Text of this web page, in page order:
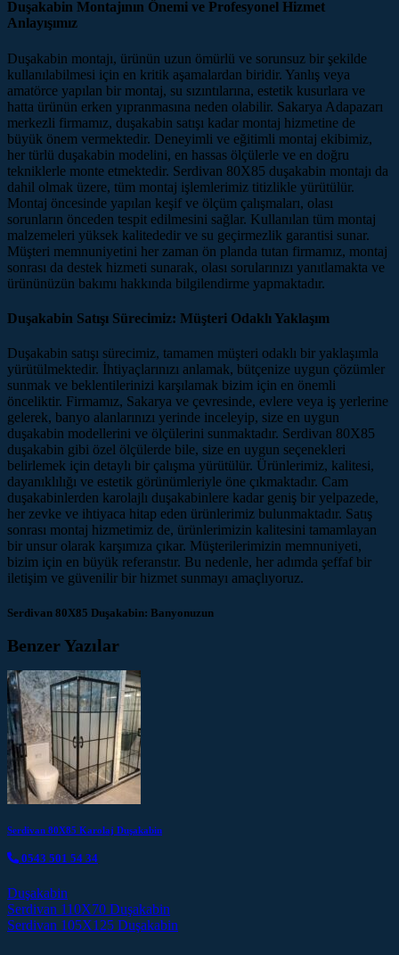
Duşakabin Montajının Önemi ve Profesyonel Hizmet
Anlayışımız
Duşakabin montajı, ürünün uzun ömürlü ve sorunsuz bir şekilde
kullanılabilmesi için en kritik aşamalardan biridir. Yanlış veya
amatörce yapılan bir montaj, su sızıntılarına, estetik kusurlara ve
hatta ürünün erken yıpranmasına neden olabilir. Sakarya Adapazarı
merkezli firmamız, duşakabin satışı kadar montaj hizmetine de
büyük önem vermektedir. Deneyimli ve eğitimli montaj ekibimiz,
her türlü duşakabin modelini, en hassas ölçülerle ve en doğru
tekniklerle monte etmektedir. Serdivan 80X85 duşakabin montajı da
dahil olmak üzere, tüm montaj işlemlerimiz titizlikle yürütülür.
Montaj öncesinde yapılan keşif ve ölçüm çalışmaları, olası
sorunların önceden tespit edilmesini sağlar. Kullanılan tüm montaj
malzemeleri yüksek kalitededir ve su geçirmezlik garantisi sunar.
Müşteri memnuniyetini her zaman ön planda tutan firmamız, montaj
sonrası da destek hizmeti sunarak, olası sorularınızı yanıtlamakta ve
ürününüzün bakımı hakkında bilgilendirme yapmaktadır.
Duşakabin Satışı Sürecimiz: Müşteri Odaklı Yaklaşım
Duşakabin satışı sürecimiz, tamamen müşteri odaklı bir yaklaşımla
yürütülmektedir. İhtiyaçlarınızı anlamak, bütçenize uygun çözümler
sunmak ve beklentilerinizi karşılamak bizim için en önemli
önceliktir. Firmamız, Sakarya ve çevresinde, evlere veya iş yerlerine
gelerek, banyo alanlarınızı yerinde inceleyip, size en uygun
duşakabin modellerini ve ölçülerini sunmaktadır. Serdivan 80X85
duşakabin gibi özel ölçülerde bile, size en uygun seçenekleri
belirlemek için detaylı bir çalışma yürütülür. Ürünlerimiz, kalitesi,
dayanıklılığı ve estetik görünümleriyle öne çıkmaktadır. Cam
duşakabinlerden karolajlı duşakabinlere kadar geniş bir yelpazede,
her zevke ve ihtiyaca hitap eden ürünlerimiz bulunmaktadır. Satış
sonrası montaj hizmetimiz de, ürünlerimizin kalitesini tamamlayan
bir unsur olarak karşımıza çıkar. Müşterilerimizin memnuniyeti,
bizim için en büyük referanstır. Bu nedenle, her adımda şeffaf bir
iletişim ve güvenilir bir hizmet sunmayı amaçlıyoruz.
Serdivan 80X85 Duşakabin: Banyonuzun
Benzer Yazılar
Serdivan 80X85 Karolaj Duşakabin
0543 501 54 34
Duşakabin
Post navigation
Serdivan 110X70 Duşakabin
Serdivan 105X125 Duşakabin